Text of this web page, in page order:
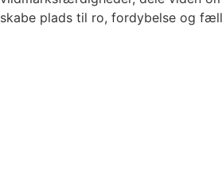
skabe plads til ro, fordybelse og